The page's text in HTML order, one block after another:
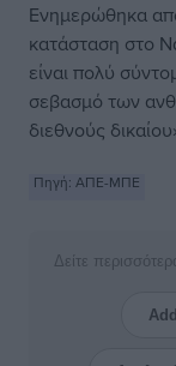
Ενημερώθηκα
κατάσταση στο
είναι πολύ
σεβασμό των
διεθνούς
Πηγή: ΑΠΕ-ΜΠΕ
Δείτε